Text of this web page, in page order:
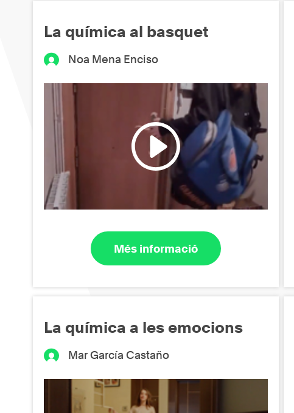
La química al basquet
Noa Mena Enciso
Més informació
La química a les emocions
Mar García Castaño